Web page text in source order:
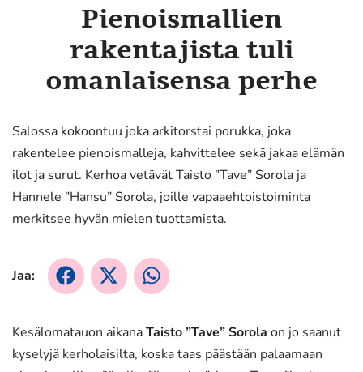
Pienoismallien
rakentajista tuli
omanlaisensa perhe
Salossa kokoontuu joka arkitorstai porukka, joka
rakentelee pienoismalleja, kahvittelee sekä jakaa elämän
ilot ja surut. Kerhoa vetävät Taisto ”Tave” Sorola ja
Hannele ”Hansu” Sorola, joille vapaaehtoistoiminta
merkitsee hyvän mielen tuottamista.
Jaa:
Jaa
Facebookissa
Jaa
X:ssä
Jaa
WhatsApissa
Kesälomatauon aikanaTaisto ”Tave” Sorola on jo saanut
kyselyjä kerholaisilta, koska taas päästään palaamaan